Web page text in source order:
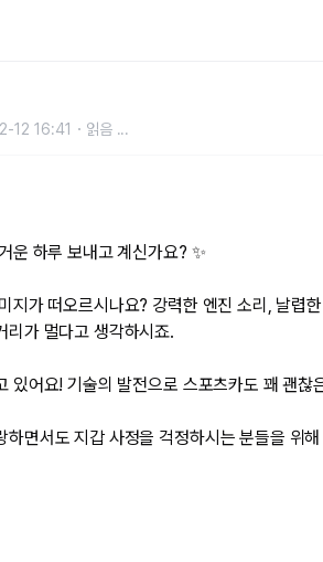
12 16:41 읽음 ...
운 하루 보내고 계신가요? ✨
지가 떠오르시나요? 강력한 엔진 소리, 날렵
리가 멀다고 생각하시죠.
있어요! 기술의 발전으로 스포츠카도 꽤 괜
하면서도 지갑 사정을 걱정하시는 분들을 위